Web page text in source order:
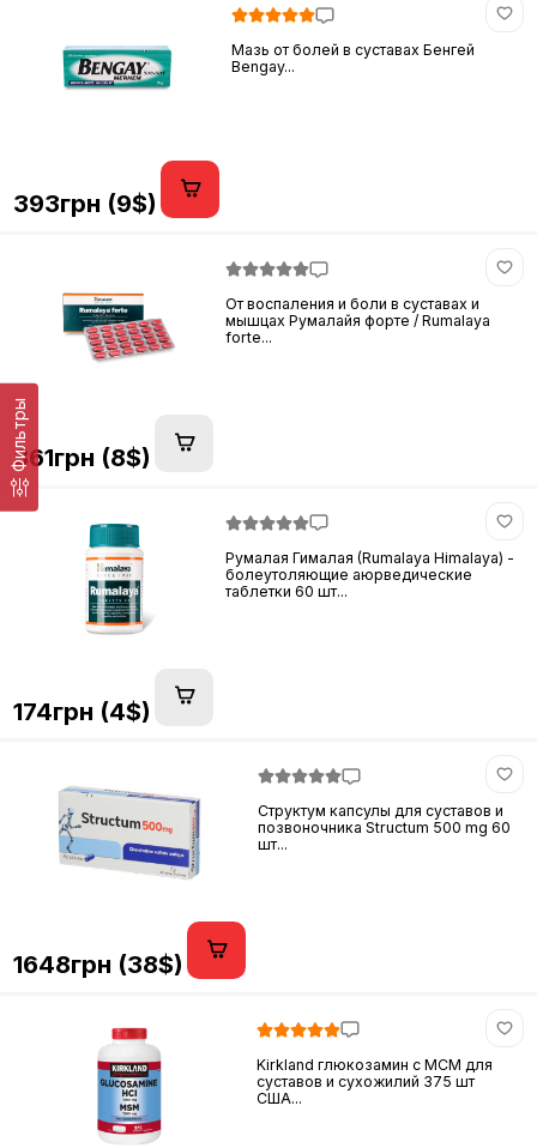
Фильтры
Мазь от болей в суставах Бенгей
Bengay...
393грн (9$)
От воспаления и боли в суставах и
мышцах Румалайя форте / Rumalaya
forte...
361грн (8$)
Румалая Гималая (Rumalaya Himalaya) -
болеутоляющие аюрведические
таблетки 60 шт...
174грн (4$)
Структум капсулы для суставов и
позвоночника Structum 500 mg 60
шт...
1648грн (38$)
Kirkland глюкозамин с МСМ для
суставов и сухожилий 375 шт
США...